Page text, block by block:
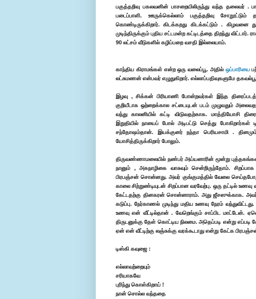
பகுத்தறிவு பகலவனின் பாசறையிலிருந்து வந்த தலைவர் .
படைப்பாளி. ஊருக்கெல்லாம் பகுத்தறிவு
கொண்டிருக்கிறார். கிடக்கறது கிடக்கட்டும் .
முடிந்திருக்கும் புதிய சட்டமன்ற கட்டிடத்தை திறந்து
90 லட்சம் வீடுகளில் கழிப்பறை வசதி இல்லையாம்.
காந்திய கிராமங்கள் என்ற ஒரு வலைப்பூ. அதில் ஒப்பாரியை
லட்சுமணன் என்பவர் எழுதுகிறார். எல்லாப்பதிவுகளுமே
இழவு , சிக்கன் பிரியாணி போன்றவர்கள் இந்த
குறியீடாக ஒற்றைக்கால சட்டையுடன் படம் முழுவதும்
வந்து காலனியில் கட்டி விடுவதற்காக. மாத்தியோசி
இறுதியில் நாயைப் போல் அடிபட்டு செத்து போகிறார்கள்
சந்தோஷம்தான். இயக்குனர் நந்தா பெரியசாமி .
யோசித்திருக்கிறார் போலும்.
திருவண்ணாமலையில் நண்பர் அய்யனாரின் மூன்று
நானும் , அகநாழிகை வாசுவும் சென்றிருந்தோம்.
பிரபஞ்சன் சொன்னது. அவர் குங்குமத்தில் வேலை
காலை சிற்றுண்டியுடன் சிறப்பான வரவேற்பு. ஒரு
கேட்டதற்கு தினகரன் சொன்னாராம். அது ஜீசஸுக்காக. அவர்
கடுப்பு. நேர்காணல் முடிந்து மதிய உணவு நேரம்
உணவு என் வீட்டில்தான் . வேறெங்கும் சாப்பிட மாட்டேன்.
திருடனுக்கு தேள் கொட்டிய நிலமை. அதெப்படி என்று எப்படி
ஏன் என் வீட்டிற்கு லஞ்சுக்கு வரக்கூடாது என்று கேட்க
டிஸ்கி கவுஜை :
எல்லாவற்றையும்
சரியாகவே
புரிந்து கொள்கிறாய் !
நான் சொல்ல வந்ததை